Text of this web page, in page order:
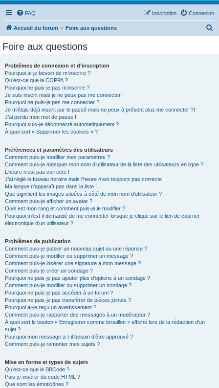
FAQ Connexion
Inscription
Accueil du forum Foire aux questions
Foire aux questions
Problèmes de connexion et d’inscription
Pourquoi ai-je besoin de m’inscrire ?
Qu’est-ce que la COPPA ?
Pourquoi ne puis-je pas m’inscrire ?
Je suis inscrit mais je ne peux pas me connecter !
Pourquoi ne puis-je pas me connecter ?
Je m’étais déjà inscrit par le passé mais ne peux à présent plus me connecter ?!
J’ai perdu mon mot de passe !
Pourquoi suis-je déconnecté automatiquement ?
À quoi sert « Supprimer les cookies » ?
Préférences et paramètres des utilisateurs
Comment puis-je modifier mes paramètres ?
Comment puis-je masquer mon nom d’utilisateur de la liste des utilisateurs en ligne ?
L’heure n’est pas correcte !
J’ai réglé le fuseau horaire mais l’heure n’est toujours pas correcte !
Ma langue n’apparaît pas dans la liste !
Que signifient les images situées à côté de mon nom d’utilisateur ?
Comment puis-je afficher un avatar ?
Quel est mon rang et comment puis-je le modifier ?
Pourquoi m’est-il demandé de me connecter lorsque je clique sur le lien de courrier
électronique d’un utilisateur ?
Problèmes de publication
Comment puis-je publier un nouveau sujet ou une réponse ?
Comment puis-je modifier ou supprimer un message ?
Comment puis-je insérer une signature à mon message ?
Comment puis-je créer un sondage ?
Pourquoi ne puis-je pas ajouter plus d’options à un sondage ?
Comment puis-je modifier ou supprimer un sondage ?
Pourquoi ne puis-je pas accéder à un forum ?
Pourquoi ne puis-je pas transférer de pièces jointes ?
Pourquoi ai-je reçu un avertissement ?
Comment puis-je rapporter des messages à un modérateur ?
À quoi sert le bouton « Enregistrer comme brouillon » affiché lors de la rédaction d’un
sujet ?
Pourquoi mon message a-t-il besoin d’être approuvé ?
Comment puis-je remonter mes sujets ?
Mise en forme et types de sujets
Qu’est-ce que le BBCode ?
Puis-je insérer du code HTML ?
Que sont les émoticônes ?